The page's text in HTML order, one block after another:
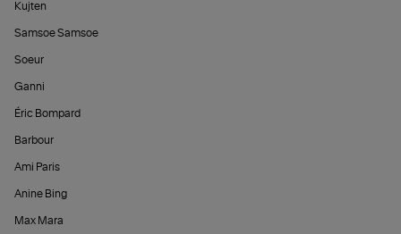
Kujten
Samsoe Samsoe
Soeur
Ganni
Éric Bompard
Barbour
Ami Paris
Anine Bing
Max Mara